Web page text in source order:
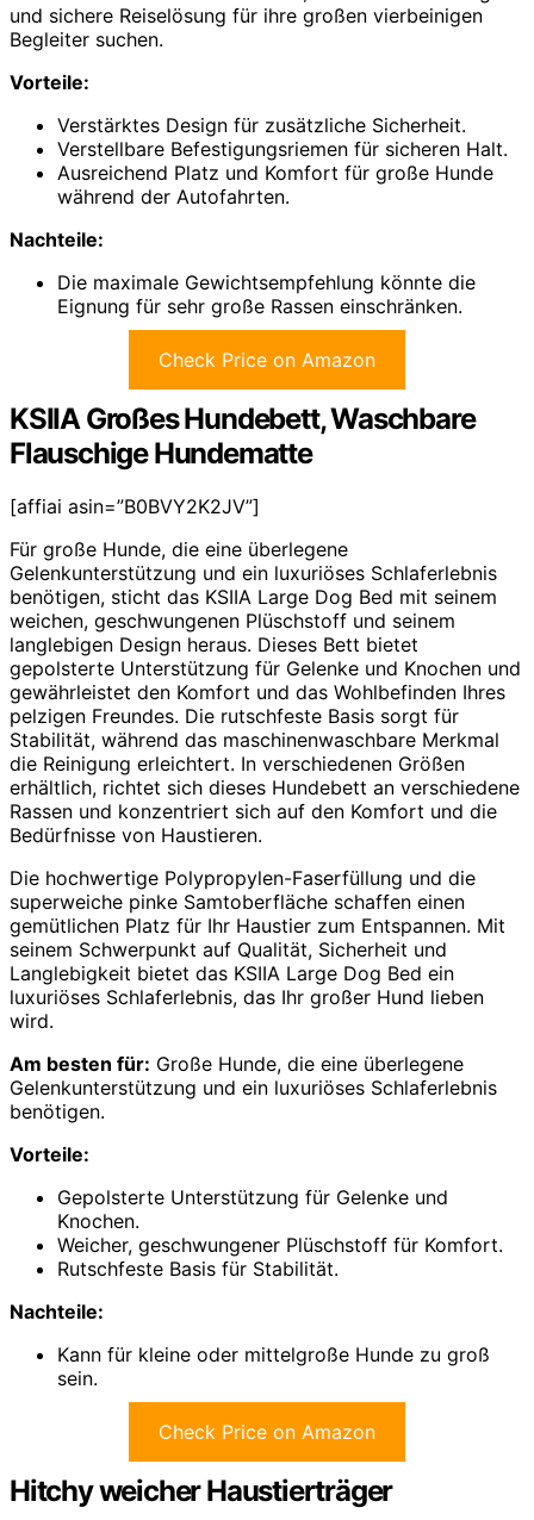
und sichere Reiselösung für ihre großen vierbeinigen
Begleiter suchen.
Vorteile:
Verstärktes Design für zusätzliche Sicherheit.
Verstellbare Befestigungsriemen für sicheren Halt.
Ausreichend Platz und Komfort für große Hunde
während der Autofahrten.
Nachteile:
Die maximale Gewichtsempfehlung könnte die
Eignung für sehr große Rassen einschränken.
Check Price on Amazon
KSIIA Großes Hundebett, Waschbare
Flauschige Hundematte
[affiai asin=”B0BVY2K2JV”]
Für große Hunde, die eine überlegene
Gelenkunterstützung und ein luxuriöses Schlaferlebnis
benötigen, sticht das KSIIA Large Dog Bed mit seinem
weichen, geschwungenen Plüschstoff und seinem
langlebigen Design heraus. Dieses Bett bietet
gepolsterte Unterstützung für Gelenke und Knochen und
gewährleistet den Komfort und das Wohlbefinden Ihres
pelzigen Freundes. Die rutschfeste Basis sorgt für
Stabilität, während das maschinenwaschbare Merkmal
die Reinigung erleichtert. In verschiedenen Größen
erhältlich, richtet sich dieses Hundebett an verschiedene
Rassen und konzentriert sich auf den Komfort und die
Bedürfnisse von Haustieren.
Die hochwertige Polypropylen-Faserfüllung und die
superweiche pinke Samtoberfläche schaffen einen
gemütlichen Platz für Ihr Haustier zum Entspannen. Mit
seinem Schwerpunkt auf Qualität, Sicherheit und
Langlebigkeit bietet das KSIIA Large Dog Bed ein
luxuriöses Schlaferlebnis, das Ihr großer Hund lieben
wird.
Am besten für: Große Hunde, die eine überlegene
Gelenkunterstützung und ein luxuriöses Schlaferlebnis
benötigen.
Vorteile:
Gepolsterte Unterstützung für Gelenke und
Knochen.
Weicher, geschwungener Plüschstoff für Komfort.
Rutschfeste Basis für Stabilität.
Nachteile:
Kann für kleine oder mittelgroße Hunde zu groß
sein.
Check Price on Amazon
Hitchy weicher Haustierträger